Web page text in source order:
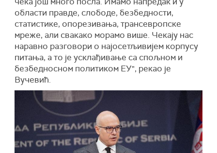
области правде, слободе, безбедности,
статистике, опорезивања, трансевропске
мреже, али свакако морамо више. Чекају нас
наравно разговори о најосетљивијем корпусу
питања, а то је усклађивање са спољном и
безбедносном политиком ЕУ", рекао је
Вучевић.